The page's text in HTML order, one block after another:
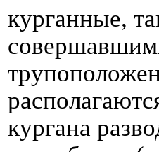
курганные,
кургана